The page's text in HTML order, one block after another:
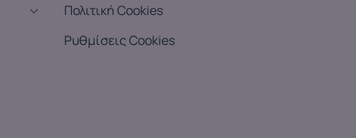
Πολιτική Cookies
Ρυθμίσεις Cookies